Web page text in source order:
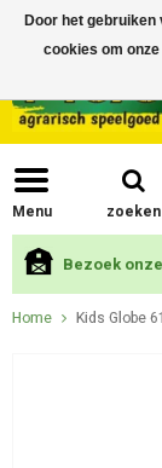
Menu zoeken
Bezoek
Home Kids Globe
Door het
cookies om